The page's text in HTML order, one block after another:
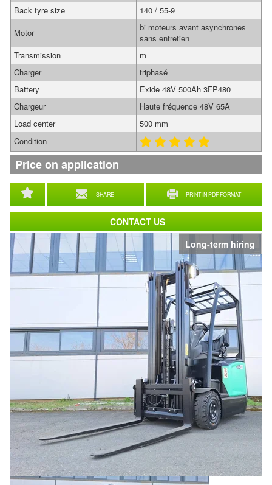
Long-term hiring
SHARE PRINT IN PDF FORMAT
Back tyre size
140 / 55-9
Motor
bi moteurs avant asynchrones
sans entretien
Transmission
m
Charger
triphasé
Battery
Exide 48V 500Ah 3FP480
Chargeur
Haute fréquence 48V 65A
Load center
500 mm
Condition
Price on application
CONTACT US